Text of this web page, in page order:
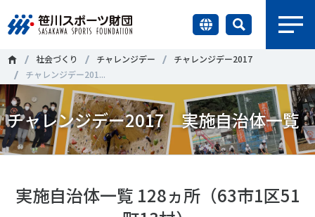
財団情報
研究員紹介
調査・研究
社会づくり
＃誰が子どものスポーツをささえるのか ＃部活動
＃アクティブなまちづくり ＃日本人の身体活動と健康寿命
＃障害者スポーツ ＃スポーツ基本計画 ＃競技人口
社会づくり チャレンジデー
チャレンジデー2017
チャレンジデー201...
チャレンジデー2017 実施自治体一覧
実施自治体一覧 128ヵ所（63市1区51